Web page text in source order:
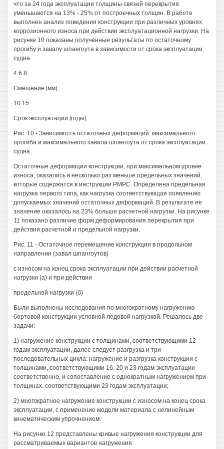
что за 24 года эксплуатации толщины связей перекрытия
уменьшаются на 13% - 25% от построечных толщин. В работе
выполнен анализ поведения конструкции при различных уровнях
коррозионного износа при действии эксплуатационной нагрузки. На
рисунке 10 показаны полученные результаты по остаточному
прогибу и завалу шпангоута в зависимости от срока эксплуатации
судна.
4 6 8
Смещение [мм]
10 15
Срок эксплуатации [годы]
Рис. 10 - Зависимость остаточных деформаций: максимального
прогиба и максимального завала шпангоута от срока эксплуатации
судна
Остаточные деформации конструкции, при максимальном уровне
износа, оказались в несколько раз меньше предельных значений,
которые содержатся в инструкции РМРС. Определена предельная
нагрузка первого типа, как нагрузка соответствующая появлению
допускаемых значений остаточных деформаций. В результате ее
значение оказалось на 23% больше расчетной нагрузки. На рисунке
11 показано различие форм деформирования перекрытия при
действии расчетной и предельной нагрузки.
Рис. 11 - Остаточное перемещение конструкции в продольном
направлении (завал шпангоутов)
с износом на конец срока эксплуатации при действии расчетной
нагрузки (а) и при действии
предельной нагрузки (б)
Были выполнены исследования по многократному нагружению
бортовой конструкции условной ледовой нагрузкой. Решалось две
задачи:
1) нагружение конструкции с толщинами, соответствующими 12
годам эксплуатации, далее следует разгрузка и три
последовательных цикла: нагружение и разгрузка конструкции с
толщинами, соответствующими 16, 20 и 23 годам эксплуатации
соответственно, и сопоставление с однократным нагружением при
толщинах, соответствующими 23 годам эксплуатации;
2) многократное нагружение конструкции с износом на конец срока
эксплуатации, с применение модели материала с нелинейным
кинематическим упрочнением.
На рисунке 12 представлены кривые нагружения конструкции для
рассматриваемых вариантов нагружения.